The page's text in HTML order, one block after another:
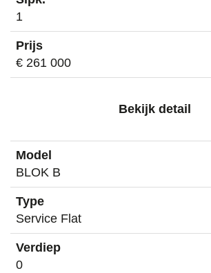
1
€ 261 000
Bekijk detail
BLOK B
Service Flat
0